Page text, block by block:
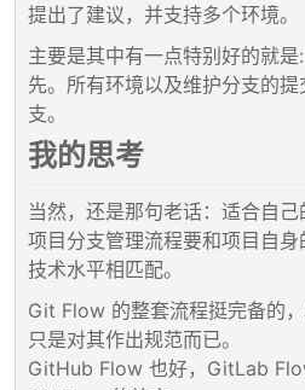
提出了建议，并支持多个环境。
主要是其中有一点特别好的就
先。所有环境以及维护分支的
支。
我的思考
当然，还是那句老话：适合自己
项目分支管理流程要和项目自
技术水平相匹配。
Git Flow 的整套流程挺完备的，
只是对其作出规范而已。
GitHub Flow 也好，GitLab